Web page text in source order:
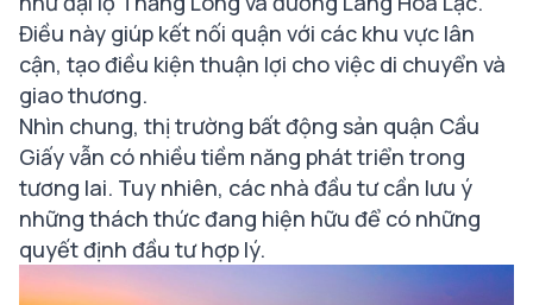
Điều này giúp kết nối quận với các khu vực lân
cận, tạo điều kiện thuận lợi cho việc di chuyển và
giao thương.
Nhìn chung, thị trường bất động sản quận Cầu
Giấy vẫn có nhiều tiềm năng phát triển trong
tương lai. Tuy nhiên, các nhà đầu tư cần lưu ý
những thách thức đang hiện hữu để có những
quyết định đầu tư hợp lý.